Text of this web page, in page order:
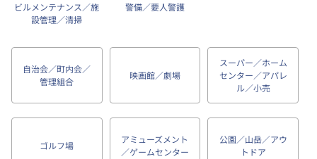
ビルメンテナンス／施
設管理／清掃
警備／要人警護
自治会／町内会／
管理組合
映画館／劇場
スーパー／ホーム
センター／アパレ
ル／小売
ゴルフ場
アミューズメント
／ゲームセンター
公園／山岳／アウ
トドア